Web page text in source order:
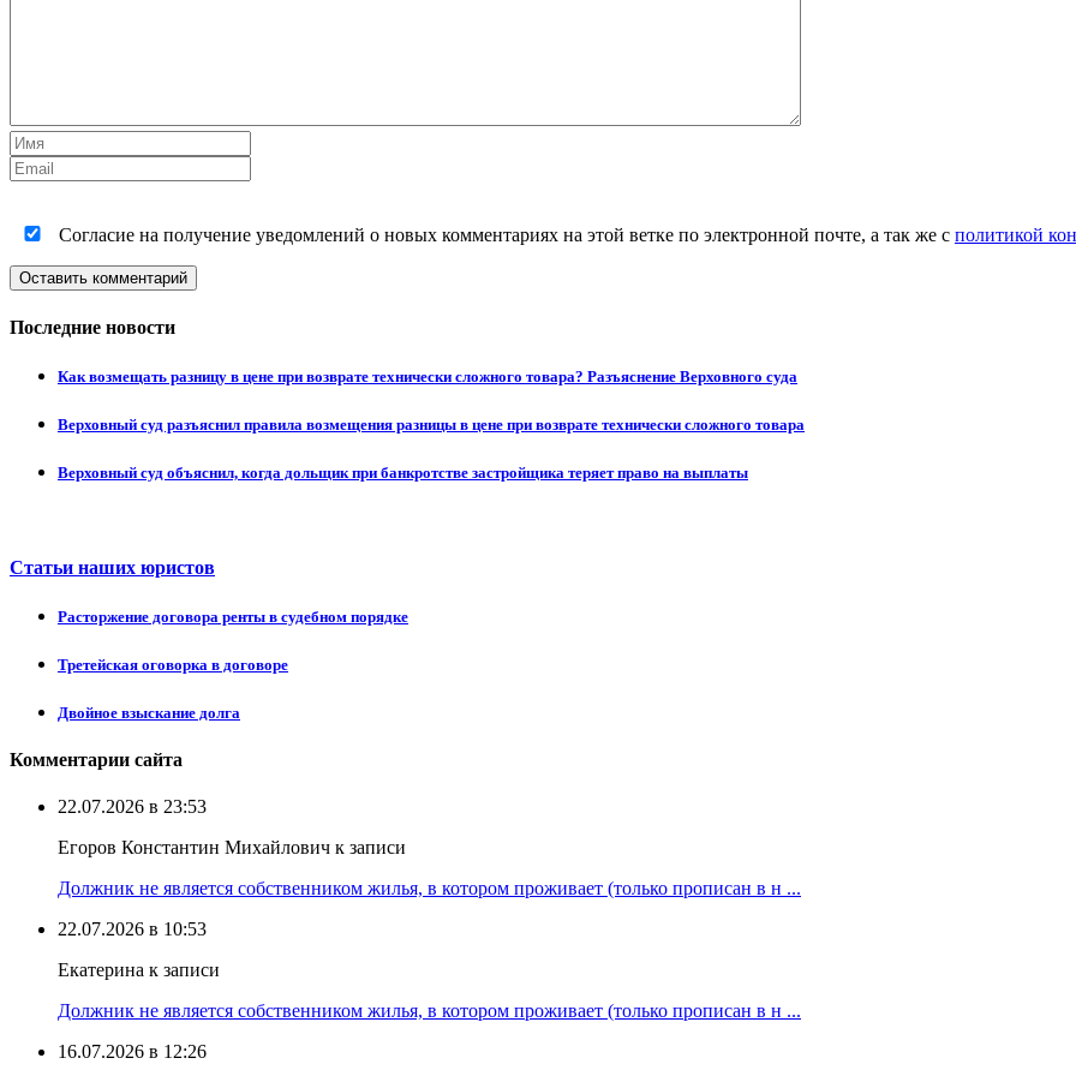
Согласие на получение уведомлений о новых комментариях на этой ветке по электронной почте, а так же с политикой
Оставить комментарий
Последние новости
Как возмещать разницу в цене при возврате технически сложного товара? Разъяснение Верховного суда
Верховный суд разъяснил правила возмещения разницы в цене при возврате технически сложного товара
Верховный суд объяснил, когда дольщик при банкротстве застройщика теряет право на выплаты
Статьи наших юристов
Расторжение договора ренты в судебном порядке
Третейская оговорка в договоре
Двойное взыскание долга
Комментарии сайта
22.07.2026 в 23:53
Егоров Константин Михайлович к записи
Должник не является собственником жилья, в котором проживает (только прописан в н ...
22.07.2026 в 10:53
Екатерина к записи
Должник не является собственником жилья, в котором проживает (только прописан в н ...
16.07.2026 в 12:26